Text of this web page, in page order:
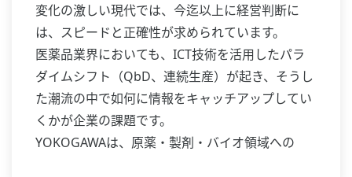
変化の激しい現代では、今迄以上に経営判断に
は、スピードと正確性が求められています。
医薬品業界においても、ICT技術を活用したパラ
ダイムシフト（QbD、連続生産）が起き、そうし
た潮流の中で如何に情報をキャッチアップしてい
くかが企業の課題です。
YOKOGAWAは、原薬・製剤・バイオ領域への